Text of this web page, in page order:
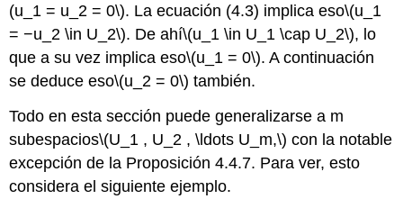
(u_1 = u_2 = 0\). La ecuación (4.3) implica eso\(u_1
= −u_2 \in U_2\). De ahí\(u_1 \in U_1 \cap U_2\), lo
que a su vez implica eso\(u_1 = 0\). A continuación
se deduce eso\(u_2 = 0\) también.
Todo en esta sección puede generalizarse a m
subespacios\(U_1 , U_2 , \ldots U_m,\) con la notable
excepción de la Proposición 4.4.7. Para ver, esto
considera el siguiente ejemplo.